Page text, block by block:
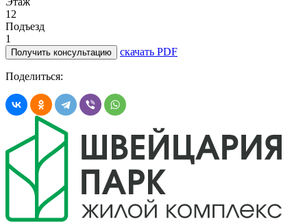
12
Подъезд
1
Получить консультацию скачать PDF
Поделиться: